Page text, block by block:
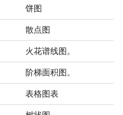
饼图
散点图
火花谱线图。
阶梯面积图。
表格图表